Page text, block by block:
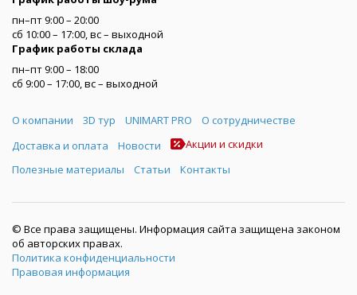
пн–пт 9:00 – 20:00
сб 10:00 – 17:00, вс – выходной
График работы склада
пн–пт 9:00 – 18:00
сб 9:00 – 17:00, вс – выходной
Меню
О компании 3D тур UNIMART PRO
О сотрудничестве
Доставка и оплата
Новости
Акции и скидки
Полезные материалы
Статьи Контакты
© Все права защищены. Информация сайта защищена законом
об авторских правах.
Политика конфиденциальности
Правовая информация